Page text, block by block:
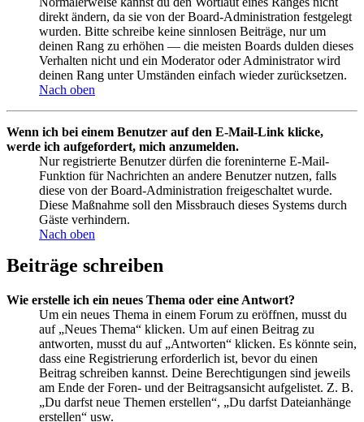
direkt ändern, da sie von der Board-Administration festgelegt
wurden. Bitte schreibe keine sinnlosen Beiträge, nur um
deinen Rang zu erhöhen — die meisten Boards dulden dieses
Verhalten nicht und ein Moderator oder Administrator wird
deinen Rang unter Umständen einfach wieder zurücksetzen.
Nach oben
Wenn ich bei einem Benutzer auf den E-Mail-Link klicke,
werde ich aufgefordert, mich anzumelden.
Nur registrierte Benutzer dürfen die foreninterne E-Mail-
Funktion für Nachrichten an andere Benutzer nutzen, falls
diese von der Board-Administration freigeschaltet wurde.
Diese Maßnahme soll den Missbrauch dieses Systems durch
Gäste verhindern.
Nach oben
Beiträge schreiben
Wie erstelle ich ein neues Thema oder eine Antwort?
Um ein neues Thema in einem Forum zu eröffnen, musst du
auf „Neues Thema“ klicken. Um auf einen Beitrag zu
antworten, musst du auf „Antworten“ klicken. Es könnte sein,
dass eine Registrierung erforderlich ist, bevor du einen
Beitrag schreiben kannst. Deine Berechtigungen sind jeweils
am Ende der Foren- und der Beitragsansicht aufgelistet. Z. B.
„Du darfst neue Themen erstellen“, „Du darfst Dateianhänge
erstellen“ usw.